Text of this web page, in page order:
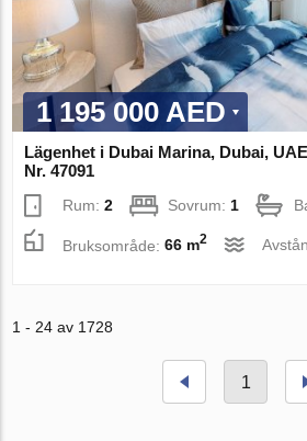
1 195 000 AED
Lägenhet i Dubai Marina, Dubai,
Nr. 47091
Rum:2 Sovrum: 1
Bruksområde:66 m2
1 - 24 av 1728
1